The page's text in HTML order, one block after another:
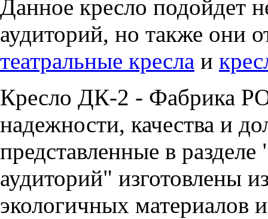
Данное кресло подойдет
аудиторий, но также они
театральные кресла и
Кресло ДК-2 - Фабрика
надежности, качества и
представленные в
аудиторий" изготовлены
экологичных материалов